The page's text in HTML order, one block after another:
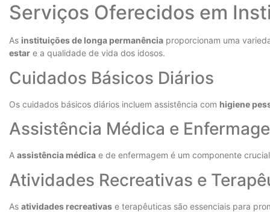
Serviços Oferecidos em
As instituições de longa permanência proporcionam uma
estar e a qualidade de vida dos idosos.
Cuidados Básicos Diários
Os cuidados básicos diários incluem assistência com higiene
Assistência Médica e
A assistência médica e de enfermagem é um componente
Atividades Recreativas e
As atividades recreativas e terapêuticas são essenciais para